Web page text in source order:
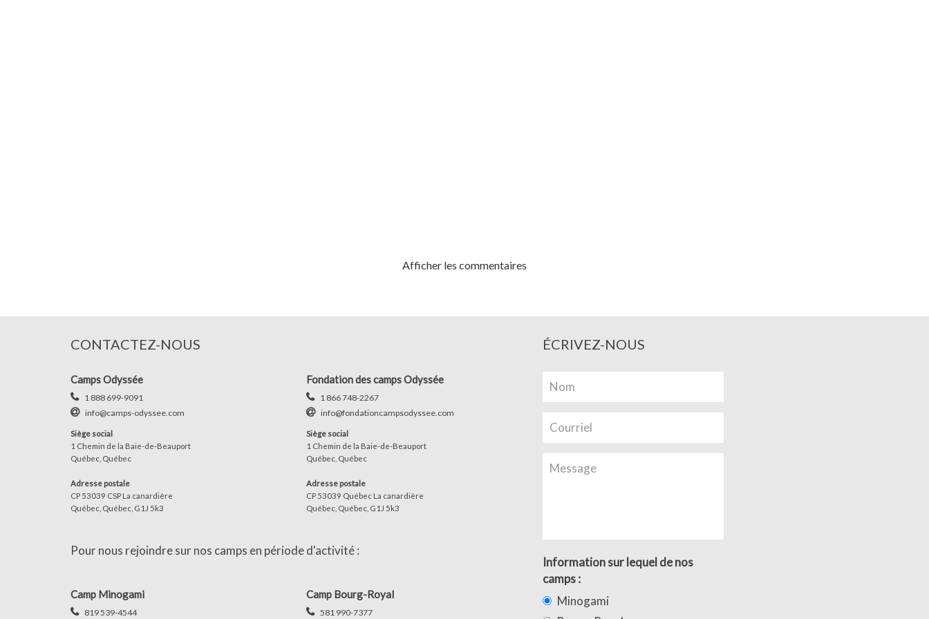
Afficher les commentaires
CONTACTEZ-NOUS
Camps Odyssée
1 888 699-9091
info@camps-odyssee.com
Siège social
1 Chemin de la Baie-de-Beauport
Québec, Québec
Adresse postale
CP 53039 CSP La canardière
Québec, Québec, G1J 5k3
Fondation des camps Odyssée
1 866 748-2267
info@fondationcampsodyssee.com
Siège social
1 Chemin de la Baie-de-Beauport
Québec, Québec
Adresse postale
CP 53039 Québec La canardière
Québec, Québec, G1J 5k3
Pour nous rejoindre sur nos camps en période d'activité :
Camp Minogami
819 539-4544
Camp Bourg-Royal
581 990-7377
ÉCRIVEZ-NOUS
Information sur lequel de nos
camps :
Minogami